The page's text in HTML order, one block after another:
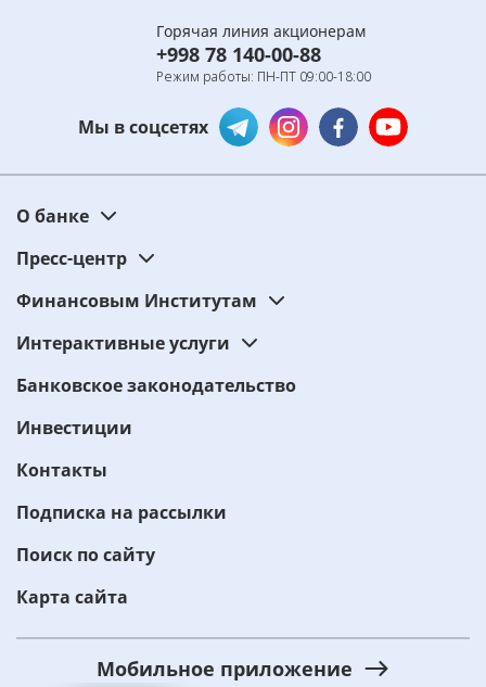
Горячая линия акционерам
+998 78 140-00-88
Режим работы: ПН-ПТ 09:00-18:00
Мы в соцсетях
О банке
Пресс-центр
Финансовым Институтам
Интерактивные услуги
Банковское законодательство
Инвестиции
Контакты
Подписка на рассылки
Поиск по сайту
Карта сайта
Мобильное приложение